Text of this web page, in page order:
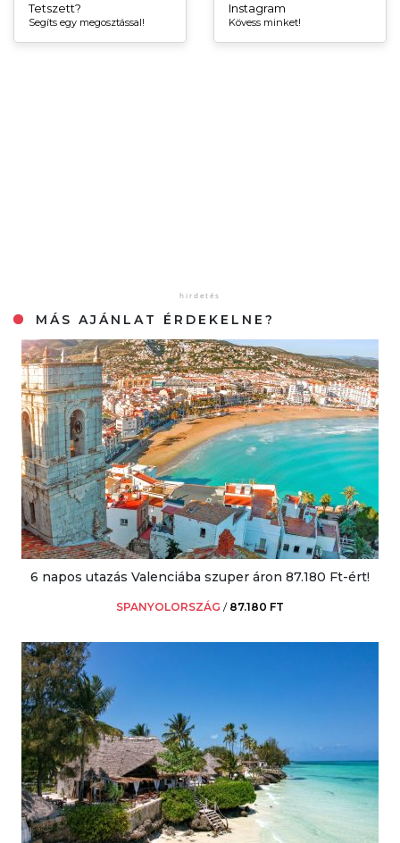
Tetszett?
Segíts egy megosztással!
Instagram
Kövess minket!
MÁS AJÁNLAT ÉRDEKELNE?
6 napos utazás Valenciába szuper áron 87.180 Ft-ért!
SPANYOLORSZÁG / 87.180 FT